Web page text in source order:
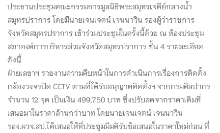
ประธานประชุมคณะกรรมการมูลนิธิพระสมุทรเจดีย์กลางน้ำ
สมุทรปราการ โดยมีนายเจนเจตน์ เจนนาวิน รองผู้ว่าราชการ
จังหวัดสมุทรปราการ เข้าร่วมประชุมในครั้งนี้ด้วย ณ ห้องประชุม
สภาองค์การบริหารส่วนจังหวัดสมุทรปราการ ชั้น 4 รายละเอียด
ดังนี้
ฝ่ายเลขาฯ รายงานความคืบหน้าในการดำเนินการเรื่องการติดตั้ง
กล้องวงจรปิด CCTV ตามที่ได้รับอนุญาตติดตั้งฯ จากกรมศิลปากร
จำนวน 12 จุด เป็นเงิน 499,750 บาท ซึ่งปรับลดจากราคาเดิมที่
เสนอมาในราคาล้านกว่าบาท โดยนายเจนเจตน์ เจนนาวิน
รอง.ผวจ.สป.ได้เสนอให้ที่ประชุมมีมติรับข้อเสนอในราคาใหม่ก่อน ที่